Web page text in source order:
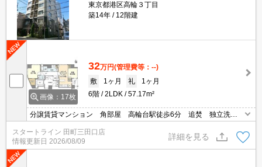
東京都港区高輪３丁目
築14年
12階建
画像：17枚
32万円(管理費等：--)
敷
1ヶ月 礼
1ヶ月
6階
2LDK 57.17m²
分譲賃貸マンション 角部屋 高輪台駅徒歩6分 追焚 独立洗面
台 床暖房 オートロック
スタートライン 田町三田口店
情報更新日 2026/08/09
詳細を見る